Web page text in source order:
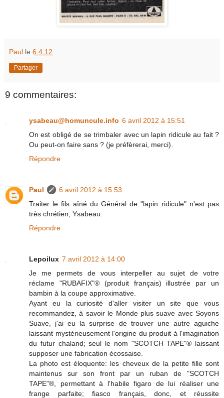
Paul le 6.4.12
Partager
9 commentaires:
ysabeau@homuncule.info 6 avril 2012 à 15:51
On est obligé de se trimbaler avec un lapin ridicule au fait ?
Ou peut-on faire sans ? (je préfèrerai, merci).
Répondre
Paul
6 avril 2012 à 15:53
Traiter le fils aîné du Général de "lapin ridicule" n'est pas
très chrétien, Ysabeau.
Répondre
Lepoilux 7 avril 2012 à 14:00
Je me permets de vous interpeller au sujet de votre
réclame "RUBAFIX"® (produit français) illustrée par un
bambin à la coupe approximative.
Ayant eu la curiosité d'aller visiter un site que vous
recommandez, à savoir le Monde plus suave avec Soyons
Suave, j'ai eu la surprise de trouver une autre aguiche
laissant mystérieusement l'origine du produit à l'imagination
du futur chaland; seul le nom "SCOTCH TAPE"® laissant
supposer une fabrication écossaise.
La photo est éloquente: les cheveux de la petite fille sont
maintenus sur son front par un ruban de "SCOTCH
TAPE"®, permettant à l'habile figaro de lui réaliser une
frange parfaite; fiasco français, donc, et réussite